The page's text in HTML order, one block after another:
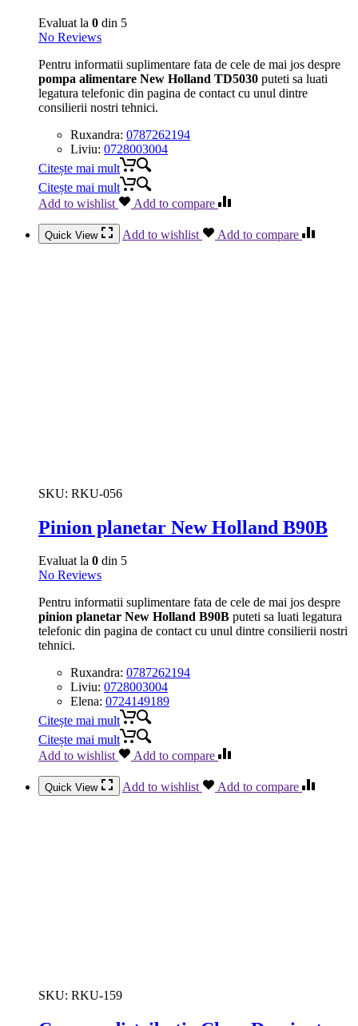
Evaluat la 0 din 5
No Reviews
Pentru informatii suplimentare fata de cele de mai jos despre
pompa alimentare New Holland TD5030 puteti sa luati
legatura telefonic din pagina de contact cu unul dintre
consilierii nostri tehnici.
Ruxandra: 0787262194
Liviu: 0728003004
Citește mai mult
Citește mai mult
Add to wishlist
Add to compare
Quick View Add to wishlist Add to compare
SKU: RKU-056
Pinion planetar New Holland B90B
Evaluat la 0 din 5
No Reviews
Pentru informatii suplimentare fata de cele de mai jos despre
pinion planetar New Holland B90B puteti sa luati legatura
telefonic din pagina de contact cu unul dintre consilierii nostri
tehnici.
Ruxandra: 0787262194
Liviu: 0728003004
Elena: 0724149189
Citește mai mult
Citește mai mult
Add to wishlist
Add to compare
Quick View Add to wishlist Add to compare
SKU: RKU-159